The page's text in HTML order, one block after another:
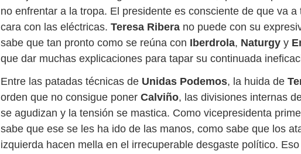
no enfrentar a la tropa. El presidente es consciente de que va a
cara con las eléctricas. Teresa Ribera no puede con su
sabe que tan pronto como se reúna con Iberdrola, Naturgy y
que dar muchas explicaciones para tapar su continuada
Entre las patadas técnicas de Unidas Podemos, la huida de
orden que no consigue poner Calviño, las divisiones internas
se agudizan y la tensión se mastica. Como vicepresidenta
sabe que ese se les ha ido de las manos, como sabe que los
izquierda hacen mella en el irrecuperable desgaste político.